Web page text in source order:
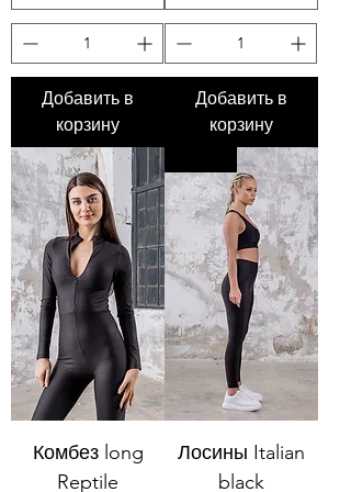
Добавить в
корзину
Добавить в
корзину
Комбез long
Reptile
Лосины Italian
black